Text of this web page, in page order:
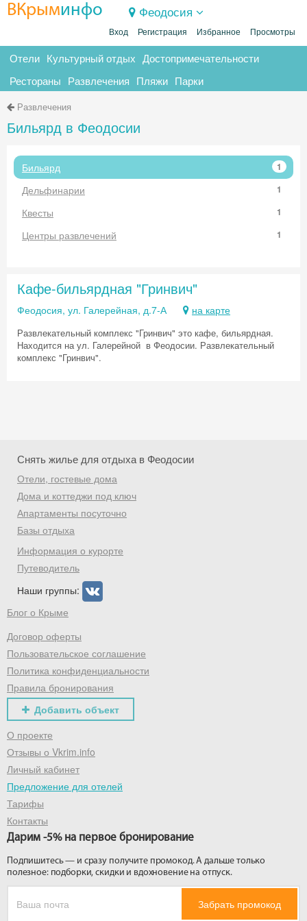
ВКрыминфо Феодосия
Вход Регистрация Избранное Просмотры
Отели Культурный отдых Достопримечательности
Рестораны Развлечения Пляжи Парки
Развлечения
Бильярд в Феодосии
Бильярд 1
Дельфинарии 1
Квесты 1
Центры развлечений 1
Кафе-бильярдная "Гринвич"
Феодосия, ул. Галерейная, д.7-А на карте
Развлекательный комплекс "Гринвич" это кафе, бильярдная.
Находится на ул. Галерейной в Феодосии. Развлекательный
комплекс "Гринвич".
Снять жилье для отдыха в Феодосии
Отели, гостевые дома
Дома и коттеджи под ключ
Апартаменты посуточно
Базы отдыха
Информация о курорте
Путеводитель
Наши группы:
Блог о Крыме
Договор оферты
Пользовательское соглашение
Политика конфиденциальности
Правила бронирования
Добавить объект
О проекте
Отзывы о Vkrim.info
Личный кабинет
Предложение для отелей
Тарифы
Контакты
Дарим -5% на первое бронирование
Подпишитесь — и сразу получите промокод. А дальше только
полезное: подборки, скидки и вдохновение на отпуск.
Забрать промокод
Скидка −5%
Хочешь дешевле? Оставь почту и получи
промокод на первое бронирование!